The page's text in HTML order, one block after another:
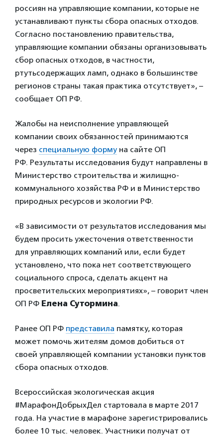
россиян на управляющие компании, которые не
устанавливают пункты сбора опасных отходов.
Согласно постановлению правительства,
управляющие компании обязаны организовывать
сбор опасных отходов, в частности,
ртутьсодержащих ламп, однако в большинстве
регионов страны такая практика отсутствует», –
сообщает ОП РФ.
Жалобы на неисполнение управляющей
компании своих обязанностей принимаются
через специальную форму на сайте ОП
РФ. Результаты исследования будут направлены в
Министерство строительства и жилищно-
коммунального хозяйства РФ и в Министерство
природных ресурсов и экологии РФ.
«В зависимости от результатов исследования мы
будем просить ужесточения ответственности
для управляющих компаний или, если будет
установлено, что пока нет соответствующего
социального спроса, сделать акцент на
просветительских мероприятиях», – говорит член
ОП РФ Елена Сутормина.
Ранее ОП РФ представила памятку, которая
может помочь жителям домов добиться от
своей управляющей компании установки пунктов
сбора опасных отходов.
Всероссийская экологическая акция
#МарафонДобрыхДел стартовала в марте 2017
года. На участие в марафоне зарегистрировались
более 10 тыс. человек. Участники получат от